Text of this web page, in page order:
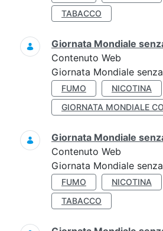
TABACCO
Giornata Mondiale
Contenuto Web
Giornata Mondiale
FUMO NICOTINA
GIORNATA MONDIALE
Giornata Mondiale
Contenuto Web
Giornata Mondiale
FUMO NICOTINA
TABACCO